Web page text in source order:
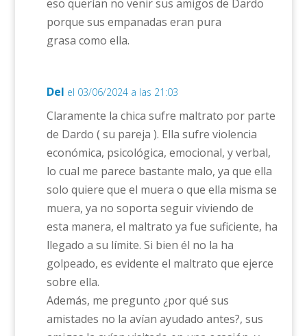
eso querían no venir sus amigos de Dardo
porque sus empanadas eran pura
grasa como ella.
Del el 03/06/2024 a las 21:03
Claramente la chica sufre maltrato por parte
de Dardo ( su pareja ). Ella sufre violencia
económica, psicológica, emocional, y verbal,
lo cual me parece bastante malo, ya que ella
solo quiere que el muera o que ella misma se
muera, ya no soporta seguir viviendo de
esta manera, el maltrato ya fue suficiente, ha
llegado a su límite. Si bien él no la ha
golpeado, es evidente el maltrato que ejerce
sobre ella.
Además, me pregunto ¿por qué sus
amistades no la avían ayudado antes?, sus